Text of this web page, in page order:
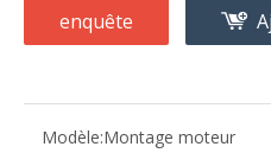
enquête
Modèle:Montage moteur